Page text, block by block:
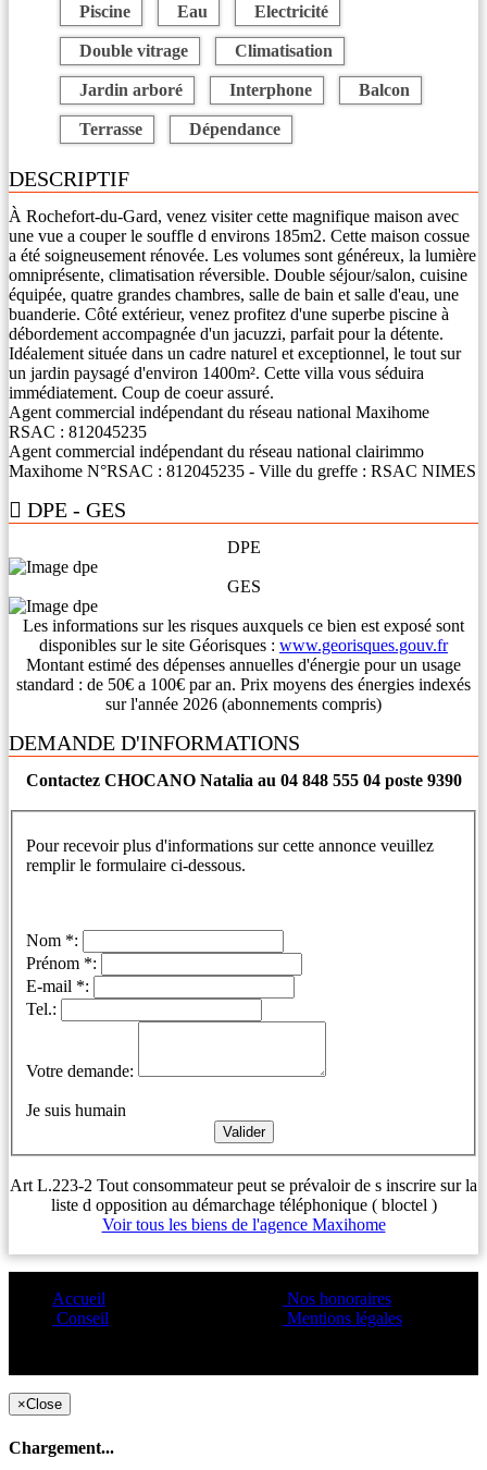
Piscine Eau Electricité
Double vitrage Climatisation
Jardin arboré Interphone Balcon
Terrasse Dépendance
DESCRIPTIF
À Rochefort-du-Gard, venez visiter cette magnifique maison avec
une vue a couper le souffle d environs 185m2. Cette maison cossue
a été soigneusement rénovée. Les volumes sont généreux, la lumière
omniprésente, climatisation réversible. Double séjour/salon, cuisine
équipée, quatre grandes chambres, salle de bain et salle d'eau, une
buanderie. Côté extérieur, venez profitez d'une superbe piscine à
débordement accompagnée d'un jacuzzi, parfait pour la détente.
Idéalement située dans un cadre naturel et exceptionnel, le tout sur
un jardin paysagé d'environ 1400m². Cette villa vous séduira
immédiatement. Coup de coeur assuré.
Agent commercial indépendant du réseau national Maxihome
RSAC : 812045235
Agent commercial indépendant du réseau national clairimmo
Maxihome N°RSAC : 812045235 - Ville du greffe : RSAC NIMES
DPE - GES
DPE
GES
Les informations sur les risques auxquels ce bien est exposé sont
disponibles sur le site Géorisques : www.georisques.gouv.fr
Montant estimé des dépenses annuelles d'énergie pour un usage
standard : de 50€ a 100€ par an. Prix moyens des énergies indexés
sur l'année 2026 (abonnements compris)
DEMANDE D'INFORMATIONS
Contactez CHOCANO Natalia au 04 848 555 04 poste 9390
Pour recevoir plus d'informations sur cette annonce veuillez
remplir le formulaire ci-dessous.
Nom *:
Prénom *:
E-mail *:
Tel.:
Votre demande:
Je suis humain
Art L.223-2 Tout consommateur peut se prévaloir de s inscrire sur la
liste d opposition au démarchage téléphonique ( bloctel )
Voir tous les biens de l'agence Maxihome
Accueil
Conseil
Nos honoraires
Mentions légales
×Close
Chargement...